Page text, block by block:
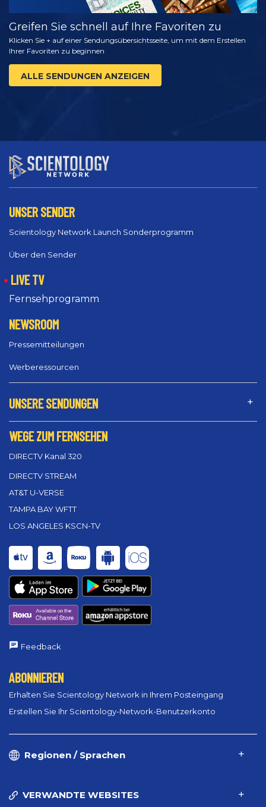
Greifen Sie schnell auf Ihre Favoriten zu
Klicken Sie + auf einer Sendungsübersichtsseite, um mit dem Erstellen
Ihrer Favoriten zu beginnen
ALLE SENDUNGEN ANZEIGEN
UNSER SENDER
Scientology Network Launch Sonderprogramm
Über den Sender
LIVE TV
Fernsehprogramm
NEWSROOM
Pressemitteilungen
Werberessourcen
UNSERE SENDUNGEN
WEGE ZUM FERNSEHEN
DIRECTV Kanal 320
DIRECTV STREAM
AT&T U-VERSE
TAMPA BAY WFTT
LOS ANGELES KSCN-TV
Feedback
ABONNIEREN
Erhalten Sie Scientology Network in Ihrem Posteingang
Erstellen Sie Ihr Scientology-Network-Benutzerkonto
Regionen / Sprachen
VERWANDTE WEBSITES